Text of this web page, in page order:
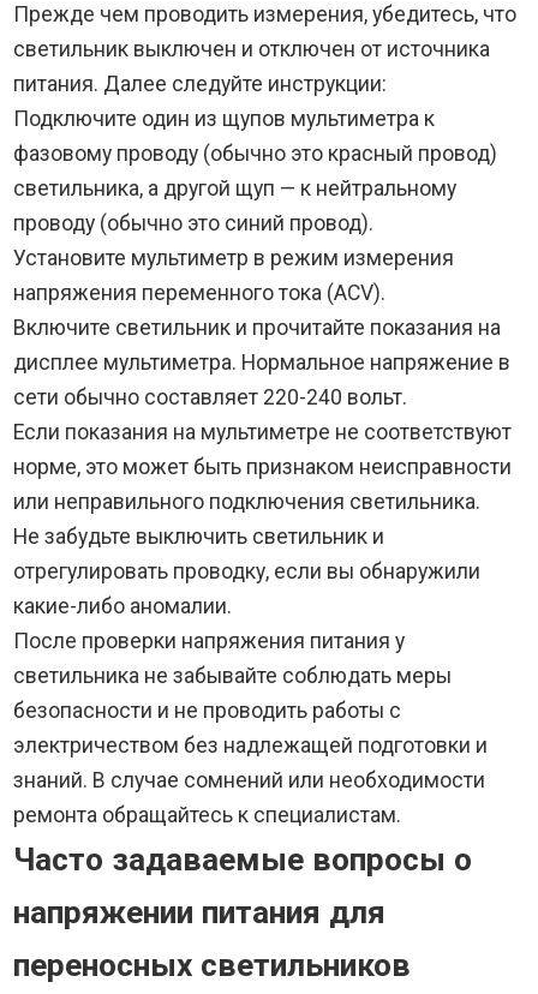
Прежде чем проводить измерения, убедитесь, что
светильник выключен и отключен от источника
питания. Далее следуйте инструкции:
Подключите один из щупов мультиметра к
фазовому проводу (обычно это красный провод)
светильника, а другой щуп — к нейтральному
проводу (обычно это синий провод).
Установите мультиметр в режим измерения
напряжения переменного тока (ACV).
Включите светильник и прочитайте показания на
дисплее мультиметра. Нормальное напряжение в
сети обычно составляет 220-240 вольт.
Если показания на мультиметре не соответствуют
норме, это может быть признаком неисправности
или неправильного подключения светильника.
Не забудьте выключить светильник и
отрегулировать проводку, если вы обнаружили
какие-либо аномалии.
После проверки напряжения питания у
светильника не забывайте соблюдать меры
безопасности и не проводить работы с
электричеством без надлежащей подготовки и
знаний. В случае сомнений или необходимости
ремонта обращайтесь к специалистам.
Часто задаваемые вопросы о
напряжении питания для
переносных светильников